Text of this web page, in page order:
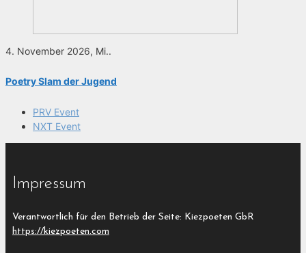
4. November 2026, Mi..
Poetry Slam der Jugend
PRV Event
NXT Event
Impressum
Verantwortlich für den Betrieb der Seite: Kiezpoeten GbR
https://kiezpoeten.com